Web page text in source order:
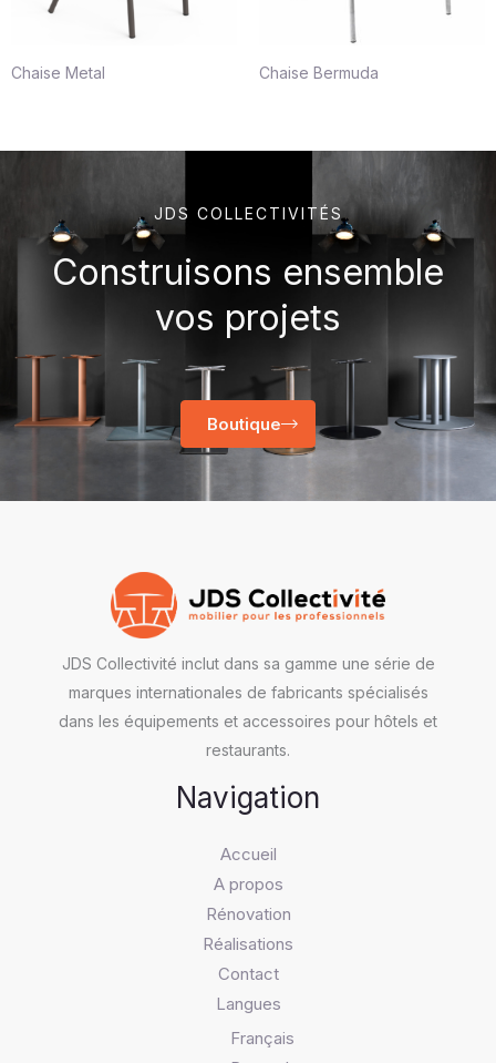
Chaise Metal Chaise Bermuda
JDS COLLECTIVITÉS
Construisons ensemble
vos projets
Boutique
JDS Collectivité inclut dans sa gamme une série de
marques internationales de fabricants spécialisés
dans les équipements et accessoires pour hôtels et
restaurants.
Navigation
Accueil
A propos
Rénovation
Réalisations
Contact
Langues
Français